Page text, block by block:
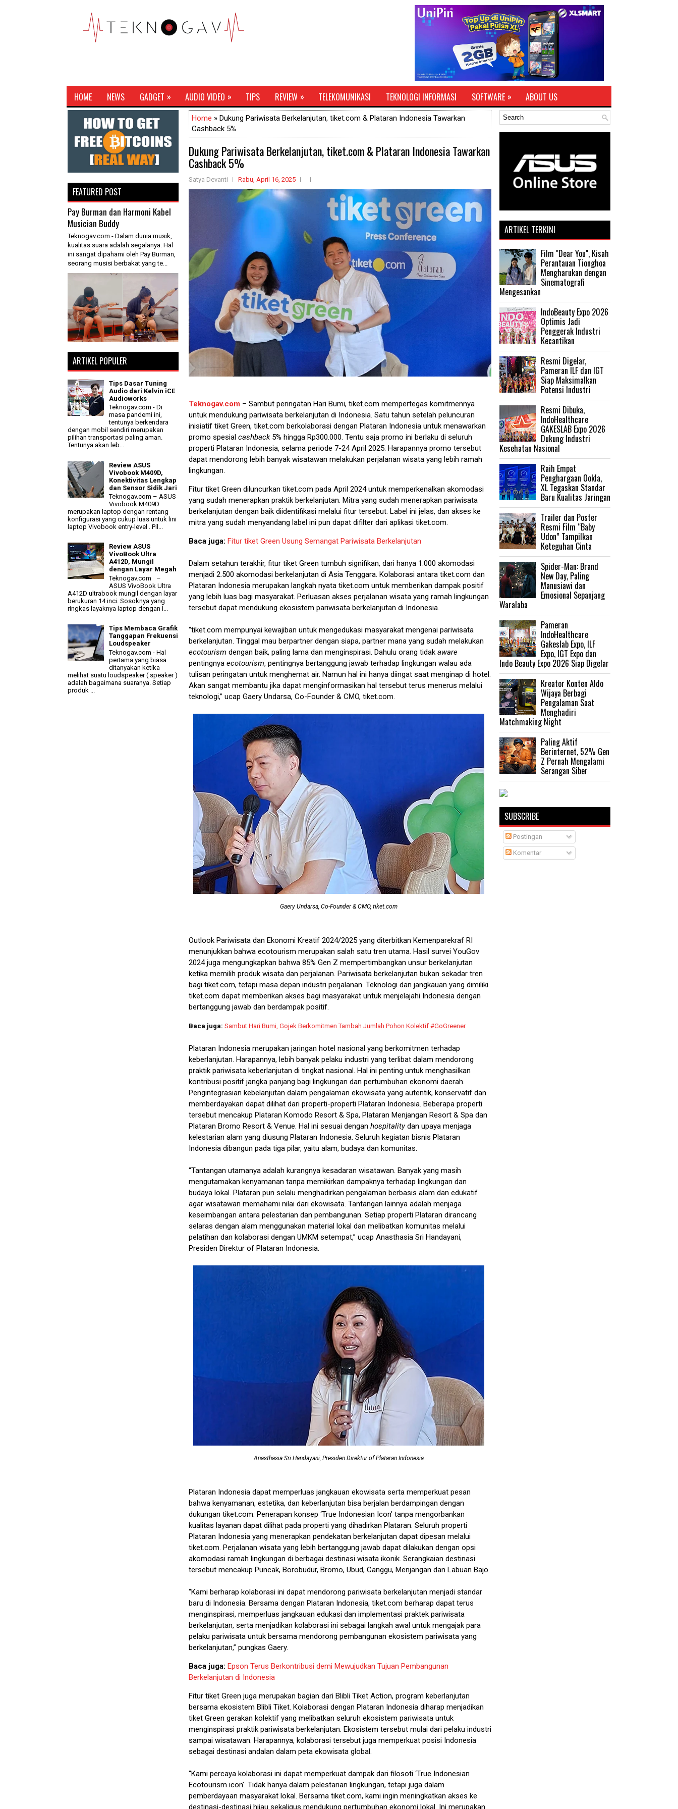
HOME NEWS GADGET » AUDIO VIDEO » TIPS REVIEW » TELEKOMUNIKASI TEKNOLOGI INFORMASI SOFTWARE » ABOUT US
Home » Dukung Pariwisata Berkelanjutan, tiket.com & Plataran Indonesia Tawarkan
Cashback 5%
Dukung Pariwisata Berkelanjutan, tiket.com & Plataran Indonesia Tawarkan
Cashback 5%
Satya Devanti Rabu, April 16, 2025
Teknogav.com – Sambut peringatan Hari Bumi, tiket.com mempertegas komitmennya
untuk mendukung pariwisata berkelanjutan di Indonesia. Satu tahun setelah peluncuran
inisiatif tiket Green, tiket.com berkolaborasi dengan Plataran Indonesia untuk menawarkan
promo spesial cashback5% hingga Rp300.000. Tentu saja promo ini berlaku di seluruh
properti Plataran Indonesia, selama periode 7-24 April 2025. Harapannya promo tersebut
dapat mendorong lebih banyak wisatawan melakukan perjalanan wisata yang lebih ramah
lingkungan.
Fitur tiket Green diluncurkan tiket.com pada April 2024 untuk memperkenalkan akomodasi
yang sudah menerapkan praktik berkelanjutan. Mitra yang sudah menerapkan pariwisata
berkelanjutan dengan baik diidentifikasi melalui fitur tersebut. Label ini jelas, dan akses ke
mitra yang sudah menyandang label ini pun dapat difilter dari aplikasi tiket.com.
Baca juga: Fitur tiket Green Usung Semangat Pariwisata Berkelanjutan
Dalam setahun terakhir, fitur tiket Green tumbuh signifikan, dari hanya 1.000 akomodasi
menjadi 2.500 akomodasi berkelanjutan di Asia Tenggara. Kolaborasi antara tiket.com dan
Plataran Indonesia merupakan langkah nyata tiket.com untuk memberikan dampak positif
yang lebih luas bagi masyarakat. Perluasan akses perjalanan wisata yang ramah lingkungan
tersebut dapat mendukung ekosistem pariwisata berkelanjutan di Indonesia.
“tiket.com mempunyai kewajiban untuk mengedukasi masyarakat mengenai pariwisata
berkelanjutan. Tinggal mau berpartner dengan siapa, partner mana yang sudah melakukan
ecotourism dengan baik, paling lama dan menginspirasi. Dahulu orang tidak aware
pentingnya ecotourism, pentingnya bertanggung jawab terhadap lingkungan walau ada
tulisan peringatan untuk menghemat air. Namun hal ini hanya diingat saat menginap di hotel.
Akan sangat membantu jika dapat menginformasikan hal tersebut terus menerus melalui
teknologi,” ucap Gaery Undarsa, Co-Founder & CMO, tiket.com.
Gaery Undarsa, Co-Founder & CMO, tiket.com
Outlook Pariwisata dan Ekonomi Kreatif 2024/2025 yang diterbitkan Kemenparekraf RI
menunjukkan bahwa ecotourism merupakan salah satu tren utama. Hasil survei YouGov
2024 juga mengungkapkan bahwa 85% Gen Z mempertimbangkan unsur berkelanjutan
ketika memilih produk wisata dan perjalanan. Pariwisata berkelanjutan bukan sekadar tren
bagi tiket.com, tetapi masa depan industri perjalanan. Teknologi dan jangkauan yang dimiliki
tiket.com dapat memberikan akses bagi masyarakat untuk menjelajahi Indonesia dengan
bertanggung jawab dan berdampak positif.
Baca juga: Sambut Hari Bumi, Gojek Berkomitmen Tambah Jumlah Pohon Kolektif #GoGreener
Plataran Indonesia merupakan jaringan hotel nasional yang berkomitmen terhadap
keberlanjutan. Harapannya, lebih banyak pelaku industri yang terlibat dalam mendorong
praktik pariwisata keberlanjutan di tingkat nasional. Hal ini penting untuk menghasilkan
kontribusi positif jangka panjang bagi lingkungan dan pertumbuhan ekonomi daerah.
Pengintegrasian kebelanjutan dalam pengalaman ekowisata yang autentik, konservatif dan
memberdayakan dapat dilihat dari properti-properti Plataran Indonesia. Beberapa properti
tersebut mencakup Plataran Komodo Resort & Spa, Plataran Menjangan Resort & Spa dan
Plataran Bromo Resort & Venue. Hal ini sesuai dengan hospitalitydan upaya menjaga
kelestarian alam yang diusung Plataran Indonesia. Seluruh kegiatan bisnis Plataran
Indonesia dibangun pada tiga pilar, yaitu alam, budaya dan komunitas.
“Tantangan utamanya adalah kurangnya kesadaran wisatawan. Banyak yang masih
mengutamakan kenyamanan tanpa memikirkan dampaknya terhadap lingkungan dan
budaya lokal. Plataran pun selalu menghadirkan pengalaman berbasis alam dan edukatif
agar wisatawan memahami nilai dari ekowisata. Tantangan lainnya adalah menjaga
keseimbangan antara pelestarian dan pembangunan. Setiap properti Plataran dirancang
selaras dengan alam menggunakan material lokal dan melibatkan komunitas melalui
pelatihan dan kolaborasi dengan UMKM setempat,” ucap Anasthasia Sri Handayani,
Presiden Direktur of Plataran Indonesia.
Anasthasia Sri Handayani, Presiden Direktur of Plataran Indonesia
Plataran Indonesia dapat memperluas jangkauan ekowisata serta memperkuat pesan
bahwa kenyamanan, estetika, dan keberlanjutan bisa berjalan berdampingan dengan
dukungan tiket.com. Penerapan konsep ‘True Indonesian Icon’ tanpa mengorbankan
kualitas layanan dapat dilihat pada properti yang dihadirkan Plataran. Seluruh properti
Plataran Indonesia yang menerapkan pendekatan berkelanjutan dapat dipesan melalui
tiket.com. Perjalanan wisata yang lebih bertanggung jawab dapat dilakukan dengan opsi
akomodasi ramah lingkungan di berbagai destinasi wisata ikonik. Serangkaian destinasi
tersebut mencakup Puncak, Borobudur, Bromo, Ubud, Canggu, Menjangan dan Labuan Bajo.
“Kami berharap kolaborasi ini dapat mendorong pariwisata berkelanjutan menjadi standar
baru di Indonesia. Bersama dengan Plataran Indonesia, tiket.com berharap dapat terus
menginspirasi, memperluas jangkauan edukasi dan implementasi praktek pariwisata
berkelanjutan, serta menjadikan kolaborasi ini sebagai langkah awal untuk mengajak para
pelaku pariwisata untuk bersama mendorong pembangunan ekosistem pariwisata yang
berkelanjutan,” pungkas Gaery.
Baca juga: Epson Terus Berkontribusi demi Mewujudkan Tujuan Pembangunan
Berkelanjutan di Indonesia
Fitur tiket Green juga merupakan bagian dari Blibli Tiket Action, program keberlanjutan
bersama ekosistem Blibli Tiket. Kolaborasi dengan Plataran Indonesia diharap menjadikan
tiket Green gerakan kolektif yang melibatkan seluruh ekosistem pariwisata untuk
menginspirasi praktik pariwisata berkelanjutan. Ekosistem tersebut mulai dari pelaku industri
sampai wisatawan. Harapannya, kolaborasi tersebut juga memperkuat posisi Indonesia
sebagai destinasi andalan dalam peta ekowisata global.
“Kami percaya kolaborasi ini dapat memperkuat dampak dari filosoti ‘True Indonesian
Ecotourism icon’. Tidak hanya dalam pelestarian lingkungan, tetapi juga dalam
pemberdayaan masyarakat lokal. Bersama tiket.com, kami ingin meningkatkan akses ke
destinasi-destinasi hijau sekaligus mendukung pertumbuhan ekonomi lokal. Ini merupakan
FEATURED POST
Pay Burman dan Harmoni Kabel
Musician Buddy
Teknogav.com - Dalam dunia musik,
kualitas suara adalah segalanya. Hal
ini sangat dipahami oleh Pay Burman,
seorang musisi berbakat yang te...
ARTIKEL POPULER
Tips Dasar Tuning
Audio dari Kelvin iCE
Audioworks
Teknogav.com - Di
masa pandemi ini,
tentunya berkendara
dengan mobil sendiri merupakan
pilihan transportasi paling aman.
Tentunya akan leb...
Review ASUS
Vivobook M409D,
Konektivitas Lengkap
dan Sensor Sidik Jari
Teknogav.com – ASUS
Vivobook M409D
merupakan laptop dengan rentang
konfigurasi yang cukup luas untuk lini
laptop Vivobook entry-level . Pil...
Review ASUS
VivoBook Ultra
A412D, Mungil
dengan Layar Megah
Teknogav.com –
ASUS VivoBook Ultra
A412D ultrabook mungil dengan layar
berukuran 14 inci. Sosoknya yang
ringkas layaknya laptop dengan l...
Tips Membaca Grafik
Tanggapan Frekuensi
Loudspeaker
Teknogav.com - Hal
pertama yang biasa
ditanyakan ketika
melihat suatu loudspeaker ( speaker )
adalah bagaimana suaranya. Setiap
produk ...
ARTIKEL TERKINI
Film "Dear You", Kisah
Perantauan Tionghoa
Mengharukan dengan
Sinematografi
Mengesankan
IndoBeauty Expo 2026
Optimis Jadi
Penggerak Industri
Kecantikan
Resmi Digelar,
Pameran ILF dan IGT
Siap Maksimalkan
Potensi Industri
Resmi Dibuka,
IndoHealthcare
GAKESLAB Expo 2026
Dukung Industri
Kesehatan Nasional
Raih Empat
Penghargaan Ookla,
XL Tegaskan Standar
Baru Kualitas Jaringan
Trailer dan Poster
Resmi Film “Baby
Udon” Tampilkan
Keteguhan Cinta
‎Spider-Man: Brand
New Day, Paling
Manusiawi dan
Emosional Sepanjang
Waralaba
Pameran
IndoHealthcare
Gakeslab Expo, ILF
Expo, IGT Expo dan
Indo Beauty Expo 2026 Siap Digelar
Kreator Konten Aldo
Wijaya Berbagi
Pengalaman Saat
Menghadiri
Matchmaking Night
Paling Aktif
Berinternet, 52% Gen
Z Pernah Mengalami
Serangan Siber
SUBSCRIBE
Postingan
Komentar